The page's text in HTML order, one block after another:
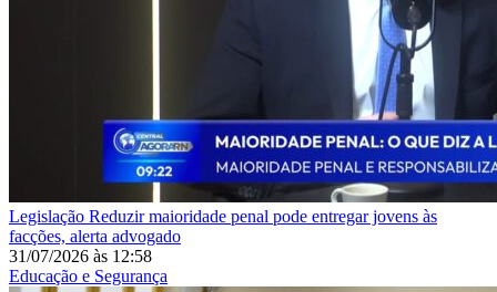
Legislação Reduzir maioridade penal pode entregar jovens às
facções, alerta advogado
31/07/2026 às 12:58
Educação e Segurança